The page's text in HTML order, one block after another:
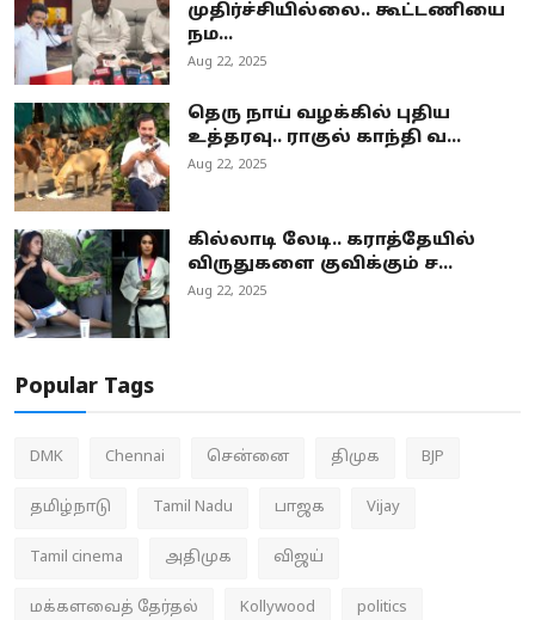
முதிர்ச்சியில்லை.. கூட்டணியை
நம...
Aug 22, 2025
தெரு நாய் வழக்கில் புதிய
உத்தரவு.. ராகுல் காந்தி வ...
Aug 22, 2025
கில்லாடி லேடி.. கராத்தேயில்
விருதுகளை குவிக்கும் ச...
Aug 22, 2025
Popular Tags
DMK Chennai சென்னை திமுக BJP
தமிழ்நாடு Tamil Nadu பாஜக Vijay
Tamil cinema அதிமுக விஜய்
மக்களவைத் தேர்தல் Kollywood politics